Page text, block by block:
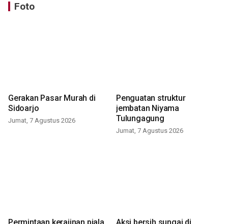
Foto
Gerakan Pasar Murah di
Sidoarjo
Jumat, 7 Agustus 2026
Penguatan struktur
jembatan Niyama
Tulungagung
Jumat, 7 Agustus 2026